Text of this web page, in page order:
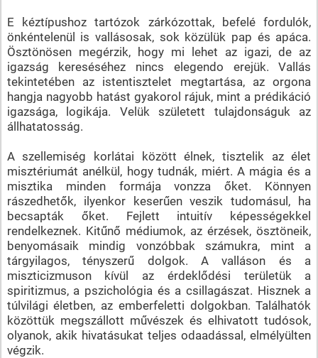
E kéztípushoz tartózok zárkózottak, befelé fordulók,
önkéntelenül is vallásosak, sok közülük pap és apáca.
Ösztönösen megérzik, hogy mi lehet az igazi, de az
igazság kereséséhez nincs elegendo erejük. Vallás
tekintetében az istentisztelet megtartása, az orgona
hangja nagyobb hatást gyakorol rájuk, mint a prédikáció
igazsága, logikája. Velük született tulajdonságuk az
állhatatosság.
A szellemiség korlátai között élnek, tisztelik az élet
misztériumát anélkül, hogy tudnák, miért. A mágia és a
misztika minden formája vonzza őket. Könnyen
rászedhetők, ilyenkor keserűen veszik tudomásul, ha
becsapták őket. Fejlett intuitív képességekkel
rendelkeznek. Kitűnő médiumok, az érzések, ösztöneik,
benyomásaik mindig vonzóbbak számukra, mint a
tárgyilagos, tényszerű dolgok. A valláson és a
miszticizmuson kívül az érdeklődési területük a
spiritizmus, a pszichológia és a csillagászat. Hisznek a
túlvilági életben, az emberfeletti dolgokban. Találhatók
közöttük megszállott művészek és elhivatott tudósok,
olyanok, akik hivatásukat teljes odaadással, elmélyülten
végzik.